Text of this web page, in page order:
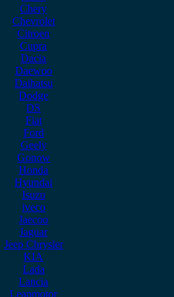
Chery
Chevrolet
Citroen
Cupra
Dacia
Daewoo
Daihatsu
Dodge
DS
Fiat
Ford
Geely
Gonow
Honda
Hyundai
Isuzu
iveco
Jaecoo
Jaguar
Jeep Chrysler
KIA
Lada
Lancia
Leapmotor